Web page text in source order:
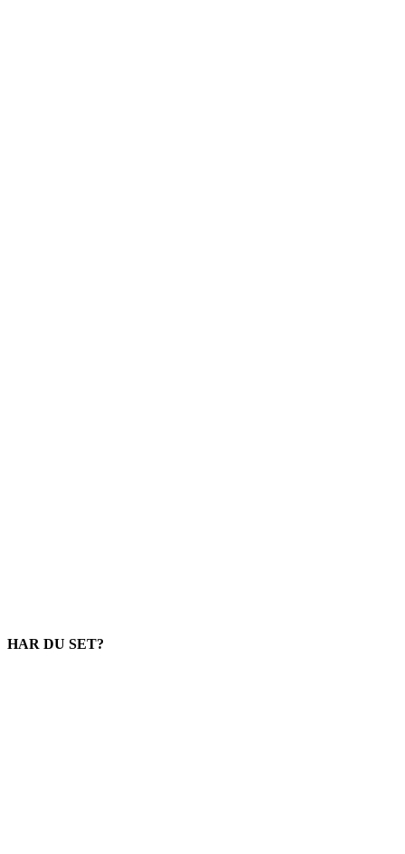
HAR DU SET?